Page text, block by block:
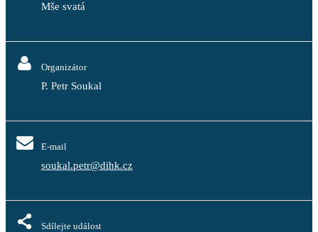
Mše svatá
Organizátor
P. Petr Soukal
E-mail
soukal.petr@dihk.cz
Sdílejte událost